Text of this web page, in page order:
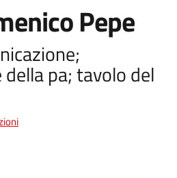
Pepe
pa; tavolo del